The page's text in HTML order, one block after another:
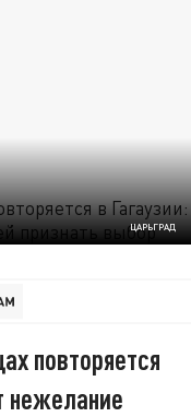
ЦАРЬГРАД
повторяется
нежелание